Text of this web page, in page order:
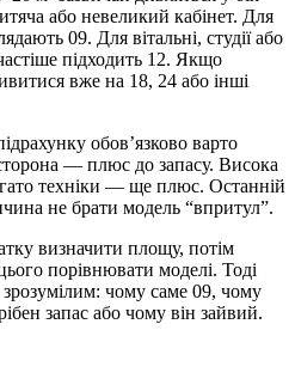
або невеликий кабінет. Для
09. Для вітальні, студії або
підходить 12. Якщо
вже на 18, 24 або інші
обов’язково варто
— плюс до запасу. Висока
техніки — ще плюс. Останній
не брати модель “впритул”.
визначити площу, потім
порівнювати моделі. Тоді
чому саме 09, чому
запас або чому він зайвий.